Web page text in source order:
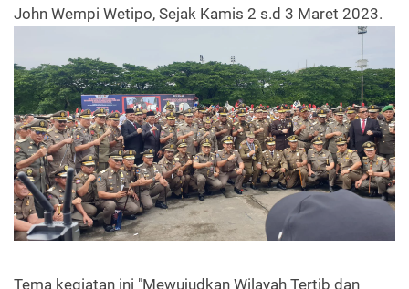
John Wempi Wetipo, Sejak Kamis 2 s.d 3 Maret 2023.
Tema kegiatan ini "Mewujudkan Wilayah Tertib dan